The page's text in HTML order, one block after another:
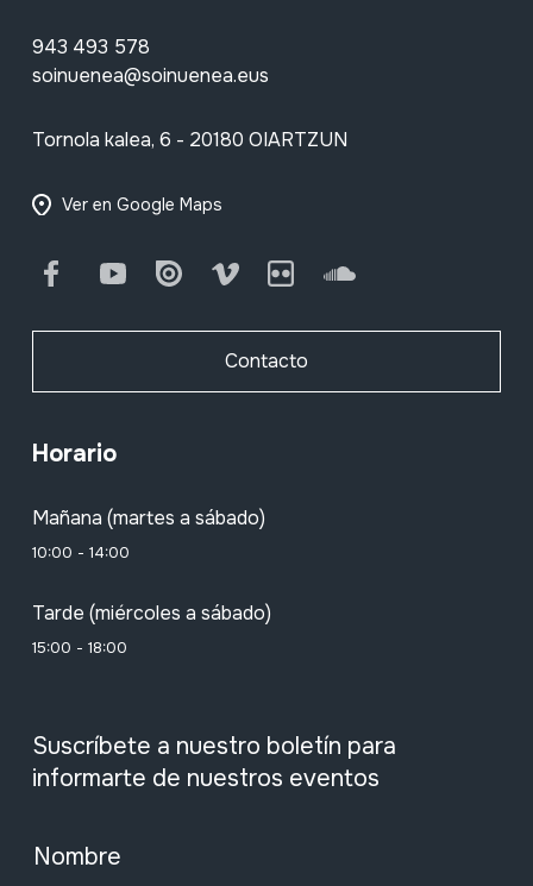
943 493 578
soinuenea@soinuenea.eus
Tornola kalea, 6 - 20180 OIARTZUN
Ver en Google Maps
FacebookYoutube Issuu Vimeo Flickr SoundCloud
Contacto
Horario
Mañana (martes a sábado)
10:00 - 14:00
Tarde (miércoles a sábado)
15:00 - 18:00
Suscríbete a nuestro boletín para
informarte de nuestros eventos
Nombre